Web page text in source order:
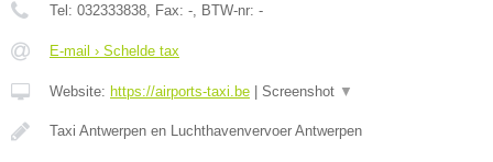
Tel: 032333838, Fax: -, BTW-nr: -
E-mail › Schelde tax
Website: https://airports-taxi.be Screenshot ▼
Taxi Antwerpen en Luchthavenvervoer Antwerpen